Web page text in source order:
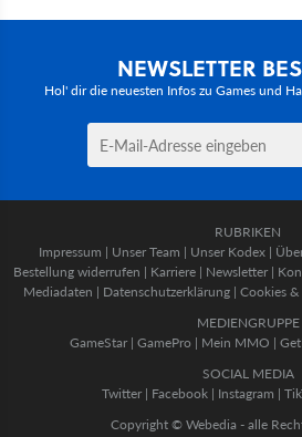
NEWSLETTER
Hol' dir die neuesten Infos zu Games und
RUBRIKEN
Impressum | Unser Team | Unser Kodex |
Bestellung widerrufen | Karriere | Newsletter |
Mediadaten | Datenschutzerklärung | Cookies
MEDIENGRUPPE
GameStar| GamePro | Mein MMO |
SOCIAL MEDIA
Twitter | Facebook | Instagram |
Copyright © Webedia - alle